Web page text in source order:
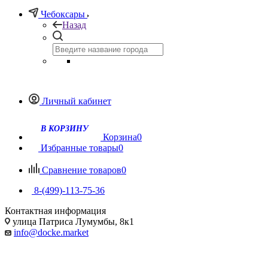
Чебоксары
Назад
Личный кабинет
Корзина0
Избранные товары0
Сравнение товаров0
8-(499)-113-75-36
Контактная информация
улица Патриса Лумумбы, 8к1
info@docke.market